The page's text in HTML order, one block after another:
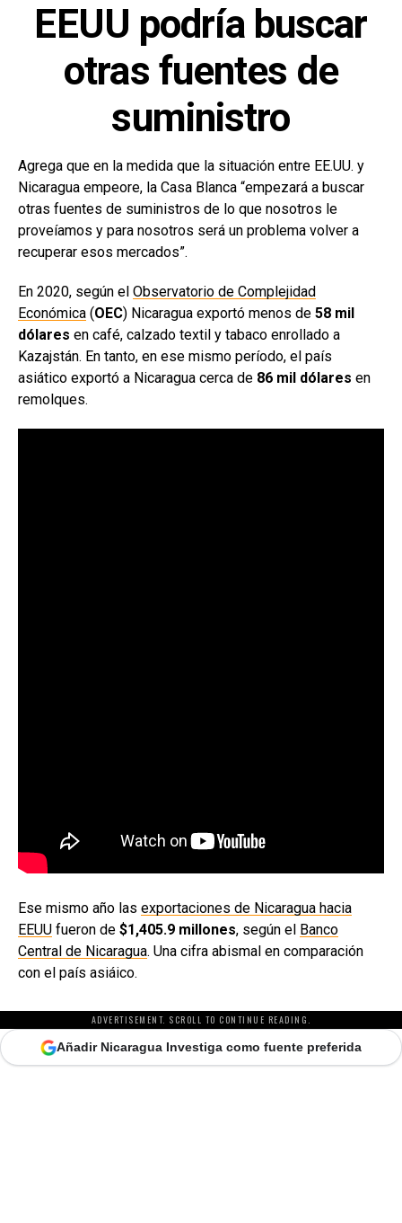
EEUU podría buscar
otras fuentes de
suministro
Agrega que en la medida que la situación entre EE.UU. y
Nicaragua empeore, la Casa Blanca “empezará a buscar
otras fuentes de suministros de lo que nosotros le
proveíamos y para nosotros será un problema volver a
recuperar esos mercados”.
En 2020, según el Observatorio de Complejidad
Económica (OEC) Nicaragua exportó menos de 58 mil
dólares en café, calzado textil y tabaco enrollado a
Kazajstán. En tanto, en ese mismo período, el país
asiático exportó a Nicaragua cerca de 86 mil dólares en
remolques.
Ese mismo año las exportaciones de Nicaragua hacia
EEUU fueron de $1,405.9 millones, según el Banco
Central de Nicaragua. Una cifra abismal en comparación
con el país asiáico.
ADVERTISEMENT. SCROLL TO CONTINUE READING.
Añadir Nicaragua Investiga como fuente preferida